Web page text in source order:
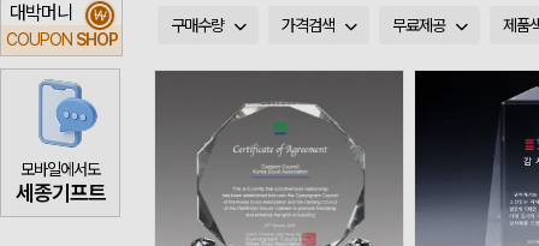
대박머니
COUPON SHOP
₩
모바일에서도
세종기프트
구매수량 가격검색 무료제공 제품